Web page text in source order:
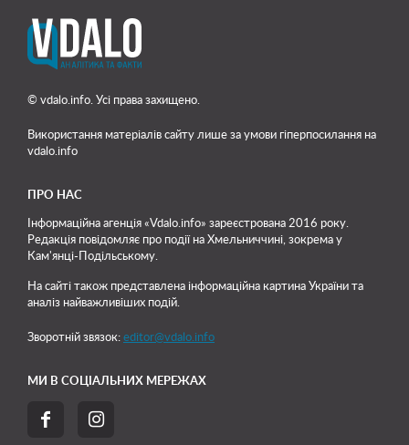
© vdalo.info. Усі права захищено.
Використання матеріалів сайту лише за умови гіперпосилання на
vdalo.info
ПРО НАС
Інформаційна агенція «Vdalo.info» зареєстрована 2016 року.
Редакція повідомляє про події на Хмельниччині, зокрема у
Кам'янці-Подільському.
На сайті також представлена інформаційна картина України та
аналіз найважливіших подій.
Зворотній звязок: editor@vdalo.info
МИ В СОЦІАЛЬНИХ МЕРЕЖАХ
 